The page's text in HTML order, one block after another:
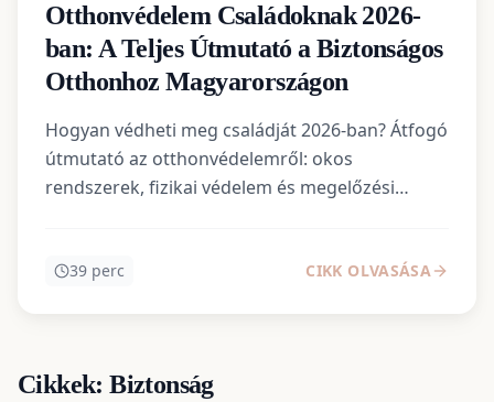
Otthonvédelem Családoknak 2026-
ban: A Teljes Útmutató a Biztonságos
Otthonhoz Magyarországon
Hogyan védheti meg családját 2026-ban? Átfogó
útmutató az otthonvédelemről: okos
rendszerek, fizikai védelem és megelőzési
39 perc CIKK OLVASÁSA
Cikkek:Biztonság